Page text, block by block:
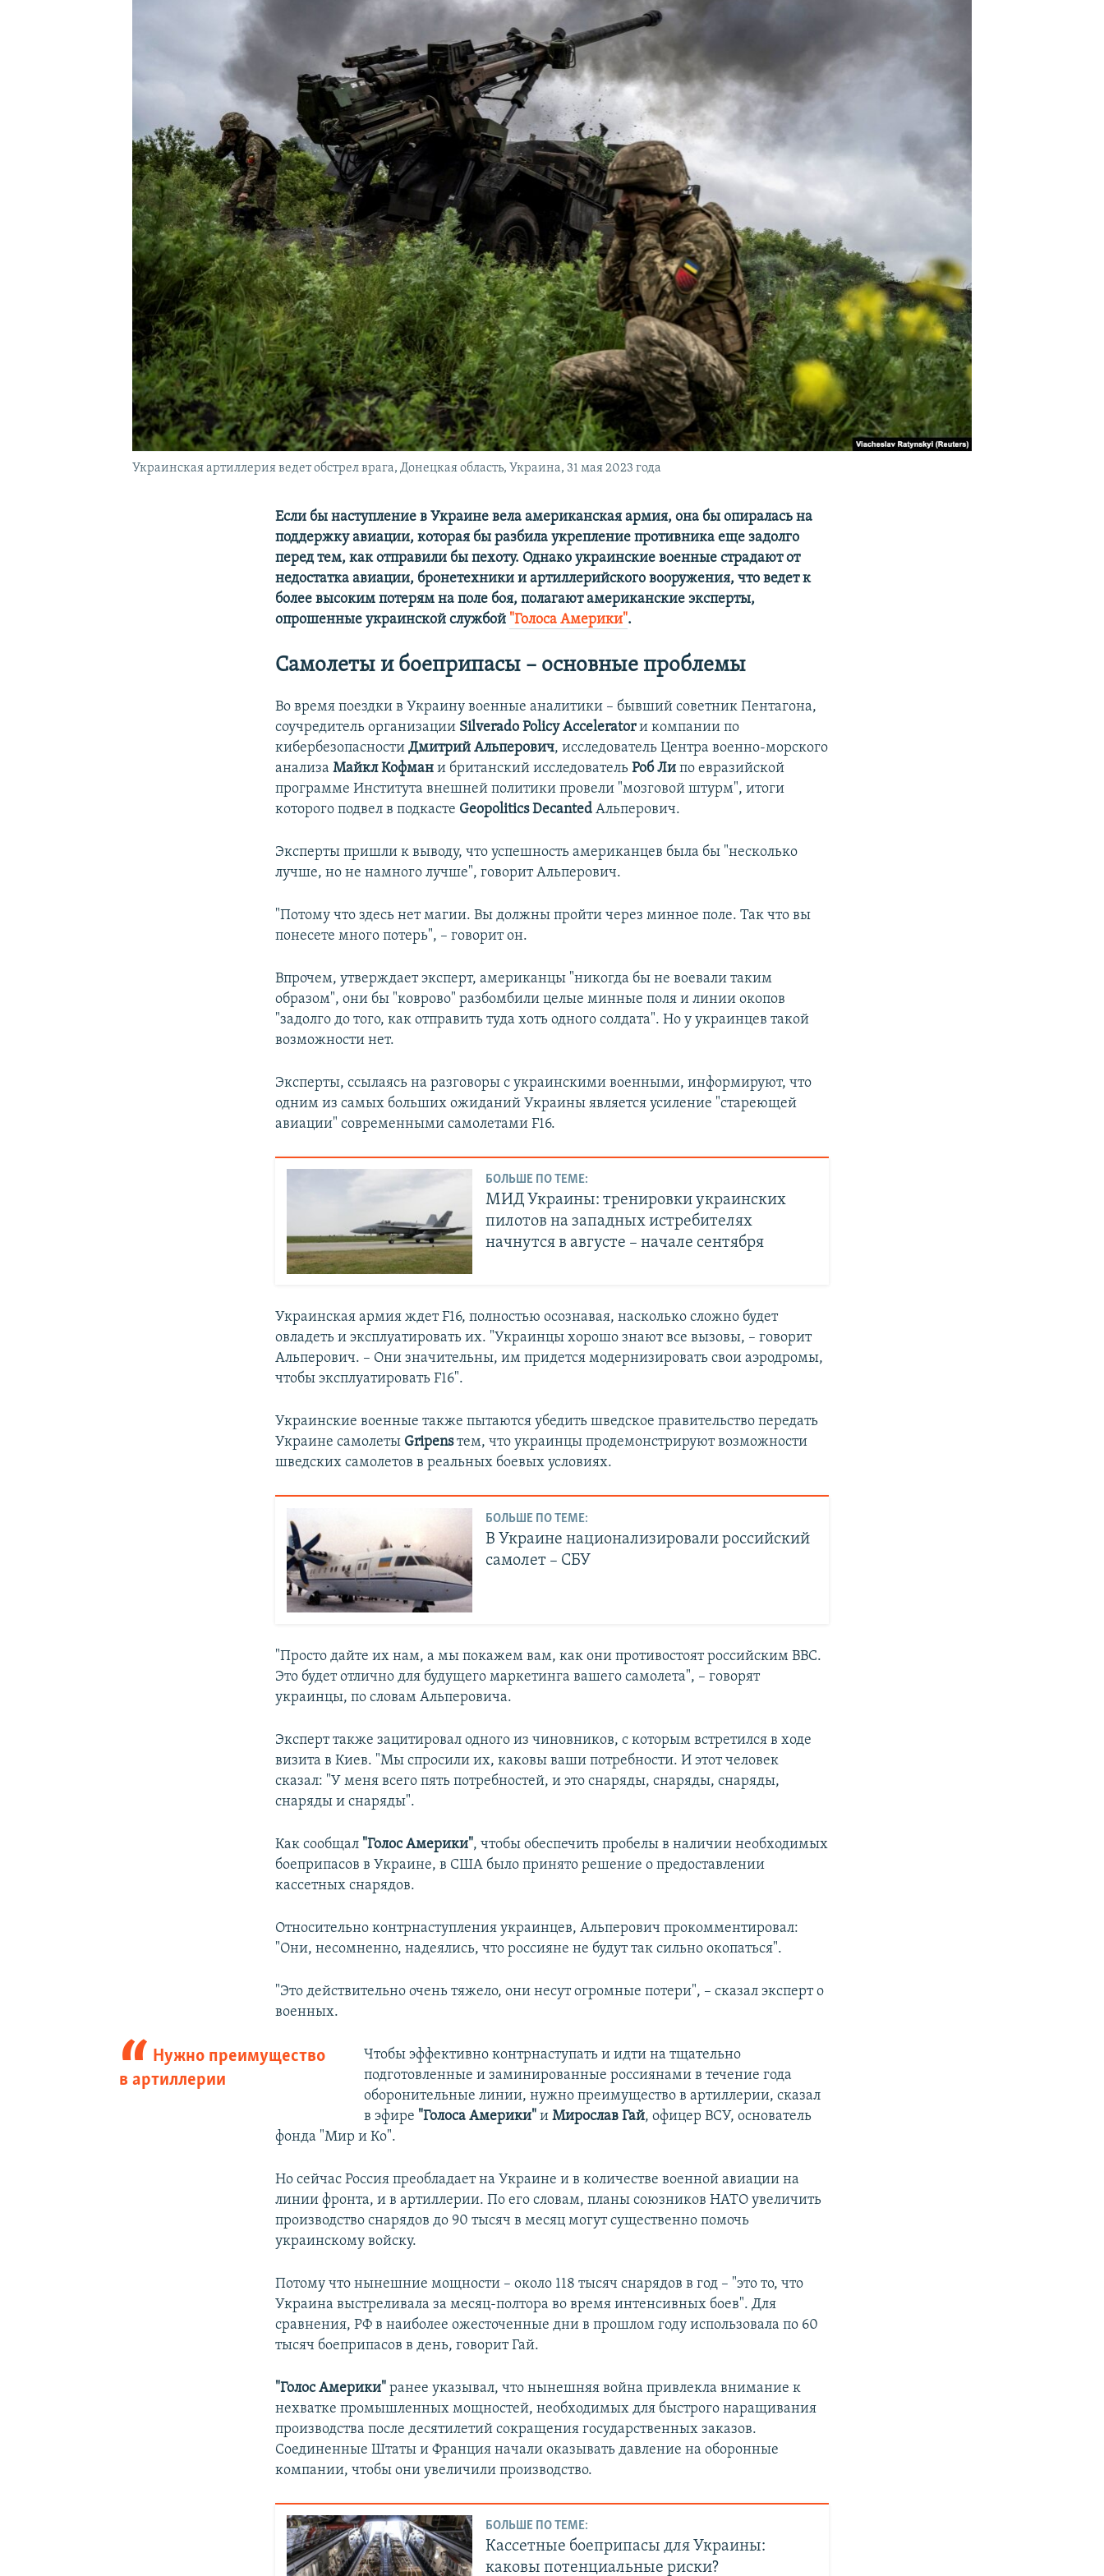
Украинская артиллерия ведет обстрел врага, Донецкая область, Украина, 31 мая 2023 года
Если бы наступление в Украине вела американская армия, она бы опиралась на
поддержку авиации, которая бы разбила укрепление противника еще задолго
перед тем, как отправили бы пехоту. Однако украинские военные страдают от
недостатка авиации, бронетехники и артиллерийского вооружения, что ведет к
более высоким потерям на поле боя, полагают американские эксперты,
опрошенные украинской службой "Голоса Америки".
Самолеты и боеприпасы – основные проблемы
Во время поездки в Украину военные аналитики – бывший советник Пентагона,
соучредитель организации Silverado Policy Acceleratorи компании по
кибербезопасностиДмитрий Альперович, исследователь Центра военно-морского
анализаМайкл Кофман и британский исследователь Роб Липо евразийской
программе Института внешней политики провели "мозговой штурм", итоги
которого подвел в подкасте Geopolitics Decanted Альперович.
Эксперты пришли к выводу, что успешность американцев была бы "несколько
лучше, но не намного лучше", говорит Альперович.
"Потому что здесь нет магии. Вы должны пройти через минное поле. Так что вы
понесете много потерь", – говорит он.
Впрочем, утверждает эксперт, американцы "никогда бы не воевали таким
образом", они бы "коврово" разбомбили целые минные поля и линии окопов
"задолго до того, как отправить туда хоть одного солдата". Но у украинцев такой
возможности нет.
Эксперты, ссылаясь на разговоры с украинскими военными, информируют, что
одним из самых больших ожиданий Украины является усиление "стареющей
авиации" современными самолетами F16.
БОЛЬШЕ ПО ТЕМЕ:
МИД Украины: тренировки украинских
пилотов на западных истребителях
начнутся в августе – начале сентября
Украинская армия ждет F16, полностью осознавая, насколько сложно будет
овладеть и эксплуатировать их. "Украинцы хорошо знают все вызовы, – говорит
Альперович. – Они значительны, им придется модернизировать свои аэродромы,
чтобы эксплуатировать F16".
Украинские военные также пытаются убедить шведское правительство передать
Украине самолеты Gripensтем, что украинцы продемонстрируют возможности
шведских самолетов в реальных боевых условиях.
БОЛЬШЕ ПО ТЕМЕ:
В Украине национализировали российский
самолет – СБУ
"Просто дайте их нам, а мы покажем вам, как они противостоят российским ВВС.
Это будет отлично для будущего маркетинга вашего самолета", – говорят
украинцы, по словам Альперовича.
Эксперт также зацитировал одного из чиновников, с которым встретился в ходе
визита в Киев. "Мы спросили их, каковы ваши потребности. И этот человек
сказал: "У меня всего пять потребностей, и это снаряды, снаряды, снаряды,
снаряды и снаряды".
Как сообщал "Голос Америки", чтобы обеспечить пробелы в наличии необходимых
боеприпасов в Украине, в США было принято решение о предоставлении
кассетных снарядов.
Относительно контрнаступления украинцев, Альперович прокомментировал:
"Они, несомненно, надеялись, что россияне не будут так сильно окопаться".
"Это действительно очень тяжело, они несут огромные потери", – сказал эксперт о
военных.
Нужно преимущество
в артиллерии
Чтобы эффективно контрнаступать и идти на тщательно
подготовленные и заминированные россиянами в течение года
оборонительные линии, нужно преимущество в артиллерии, сказал
в эфире "Голоса Америки"иМирослав Гай, офицер ВСУ, основатель
фонда "Мир и Ко".
Но сейчас Россия преобладает на Украине и в количестве военной авиации на
линии фронта, и в артиллерии. По его словам, планы союзников НАТО увеличить
производство снарядов до 90 тысяч в месяц могут существенно помочь
украинскому войску.
Потому что нынешние мощности – около 118 тысяч снарядов в год – "это то, что
Украина выстреливала за месяц-полтора во время интенсивных боев". Для
сравнения, РФ в наиболее ожесточенные дни в прошлом году использовала по 60
тысяч боеприпасов в день, говорит Гай.
"Голос Америки" ранее указывал, что нынешняя война привлекла внимание к
нехватке промышленных мощностей, необходимых для быстрого наращивания
производства после десятилетий сокращения государственных заказов.
Соединенные Штаты и Франция начали оказывать давление на оборонные
компании, чтобы они увеличили производство.
БОЛЬШЕ ПО ТЕМЕ:
Кассетные боеприпасы для Украины:
каковы потенциальные риски?